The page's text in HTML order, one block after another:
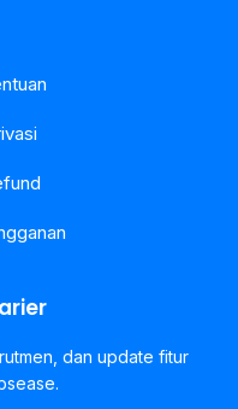
dan update fitur